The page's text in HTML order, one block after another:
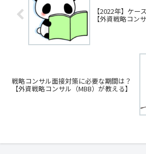
【2022年】ケ
【外資戦略コン
戦略コンサル面接対策に必要な期間は？
【外資戦略コンサル（MBB）が教える】